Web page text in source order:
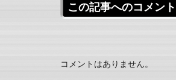
この記事へのコメント
コメントはありません。